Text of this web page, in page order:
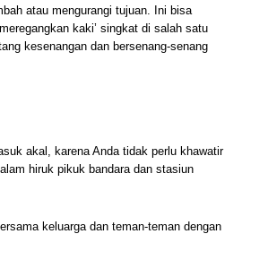
atau mengurangi tujuan. Ini bisa
kaki’ singkat di salah satu
kesenangan dan bersenang-senang
akal, karena Anda tidak perlu khawatir
hiruk pikuk bandara dan stasiun
keluarga dan teman-teman dengan